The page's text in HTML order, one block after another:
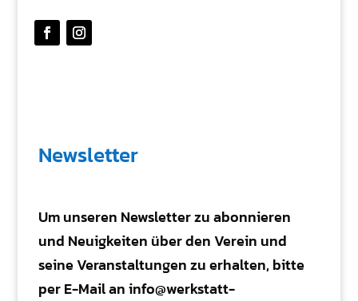
Newsletter
Um unseren Newsletter zu abonnieren
und Neuigkeiten über den Verein und
seine Veranstaltungen zu erhalten, bitte
per E-Mail an info@werkstatt-